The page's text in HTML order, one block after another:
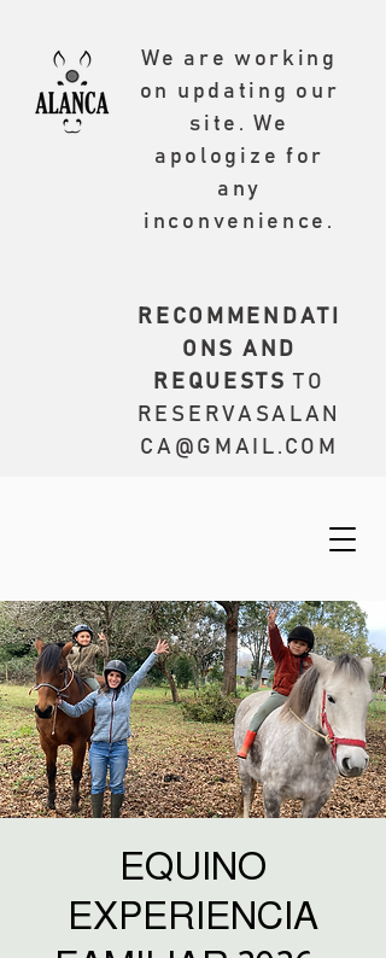
We are working
on updating our
site. We
apologize for
any
inconvenience.
RECOMMENDATI
ONS AND
REQUESTS TO
RESERVASALAN
CA@GMAIL.COM
EQUINO
EXPERIENCIA